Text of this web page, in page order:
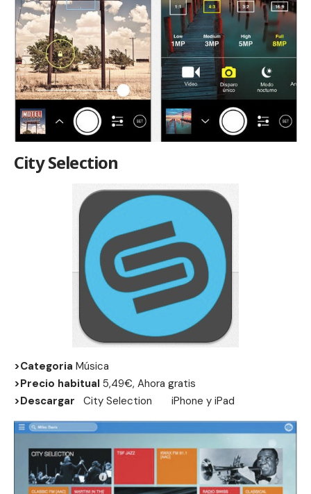
City Selection
>Categoria Música
>Precio habitual 5,49€, Ahora gratis
>Descargar
City Selection iPhone y iPad